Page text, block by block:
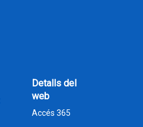
Detalls del
web
Accés 365